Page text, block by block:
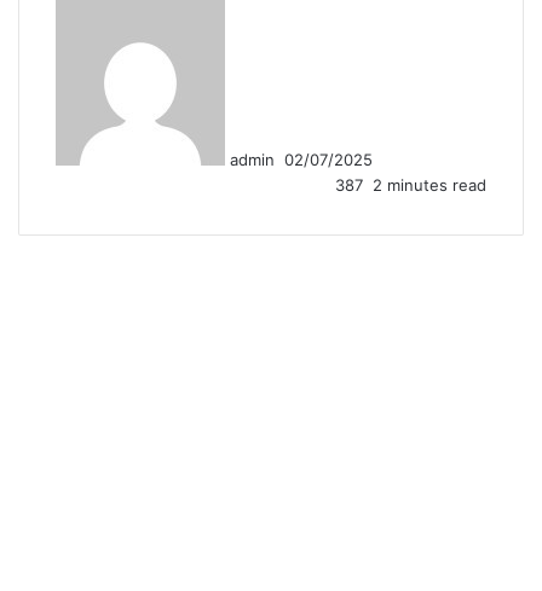
admin 02/07/2025
387 2 minutes read